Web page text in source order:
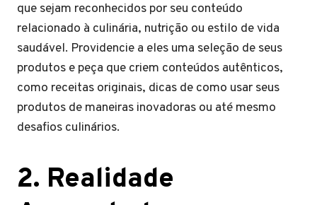
que sejam reconhecidos por seu conteúdo
relacionado à culinária, nutrição ou estilo de vida
saudável. Providencie a eles uma seleção de seus
produtos e peça que criem conteúdos autênticos,
como receitas originais, dicas de como usar seus
produtos de maneiras inovadoras ou até mesmo
desafios culinários.
2. Realidade